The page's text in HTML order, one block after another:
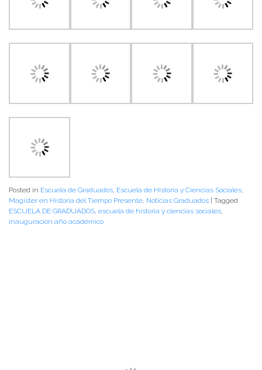
Posted in Escuela de Graduados, Escuela de Historia y Ciencias Sociales,
Magíster en Historia del Tiempo Presente, Noticias Graduados
Tagged
ESCUELA DE GRADUADOS, escuela de historia y ciencias sociales,
inauguración año académico